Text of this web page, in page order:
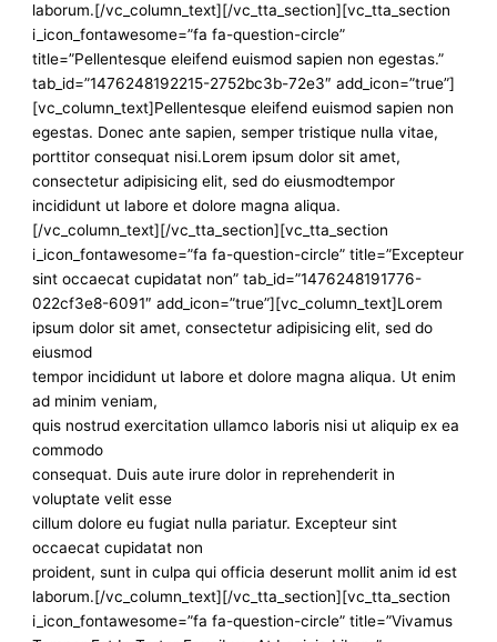
laborum.[/vc_column_text][/vc_tta_section][vc_tta_section
i_icon_fontawesome=”fa fa-question-circle”
title=”Pellentesque eleifend euismod sapien non egestas.”
tab_id=”1476248192215-2752bc3b-72e3″ add_icon=”true”]
[vc_column_text]Pellentesque eleifend euismod sapien non
egestas. Donec ante sapien, semper tristique nulla vitae,
porttitor consequat nisi.Lorem ipsum dolor sit amet,
consectetur adipisicing elit, sed do eiusmodtempor
incididunt ut labore et dolore magna aliqua.
[/vc_column_text][/vc_tta_section][vc_tta_section
i_icon_fontawesome=”fa fa-question-circle” title=”Excepteur
sint occaecat cupidatat non” tab_id=”1476248191776-
022cf3e8-6091″ add_icon=”true”][vc_column_text]Lorem
ipsum dolor sit amet, consectetur adipisicing elit, sed do
eiusmod
tempor incididunt ut labore et dolore magna aliqua. Ut enim
ad minim veniam,
quis nostrud exercitation ullamco laboris nisi ut aliquip ex ea
commodo
consequat. Duis aute irure dolor in reprehenderit in
voluptate velit esse
cillum dolore eu fugiat nulla pariatur. Excepteur sint
occaecat cupidatat non
proident, sunt in culpa qui officia deserunt mollit anim id est
laborum.[/vc_column_text][/vc_tta_section][vc_tta_section
i_icon_fontawesome=”fa fa-question-circle” title=”Vivamus